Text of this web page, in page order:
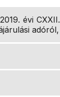
évi